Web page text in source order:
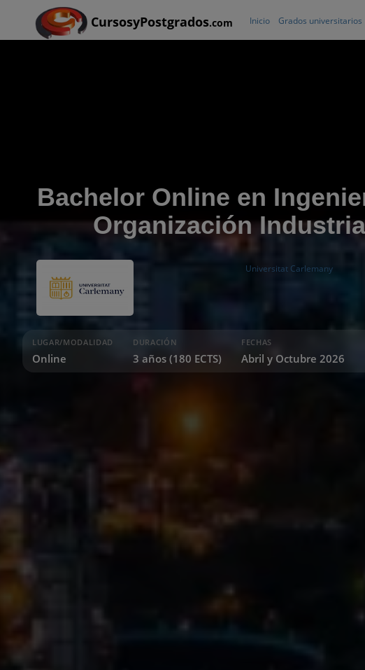
CursosyPostgrados.com Inicio Grados universitarios
Bachelor Online en
Organización
Universitat Carlemany
LUGAR/MODALIDAD
Online
DURACIÓN
3 años (180 ECTS)
FECHAS
Abril y Octubre 2026